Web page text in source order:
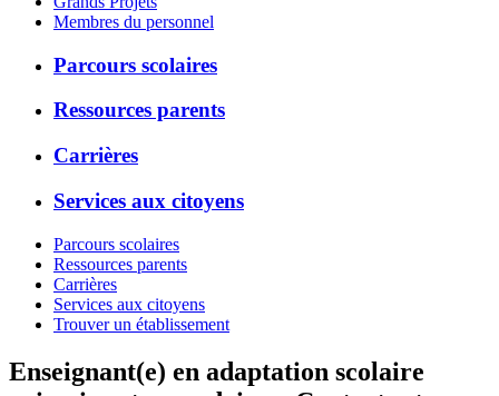
Membres du personnel
Parcours scolaires
Ressources parents
Carrières
Services aux citoyens
Parcours scolaires
Ressources parents
Carrières
Services aux citoyens
Trouver un établissement
Enseignant(e) en adaptation scolaire